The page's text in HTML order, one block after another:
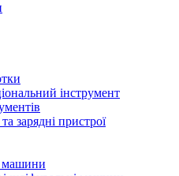
інструмент
зарядні пристрої
машини